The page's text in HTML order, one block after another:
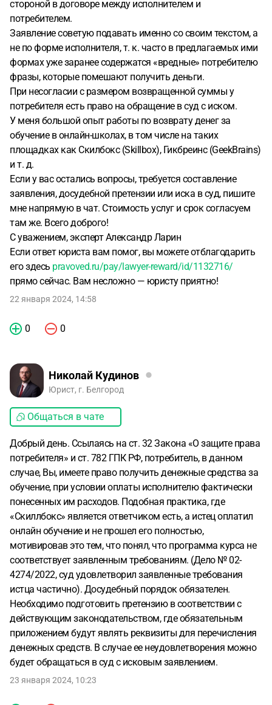
стороной в договоре между исполнителем и
потребителем.
Заявление советую подавать именно со своим текстом, а
не по форме исполнителя, т. к. часто в предлагаемых ими
формах уже заранее содержатся «вредные» потребителю
фразы, которые помешают получить деньги.
При несогласии с размером возвращенной суммы у
потребителя есть право на обращение в суд с иском.
У меня большой опыт работы по возврату денег за
обучение в онлайн-школах, в том числе на таких
площадках как Скилбокс (Skillbox), Гикбреинс (GeekBrains)
и т. д.
Если у вас остались вопросы, требуется составление
заявления, досудебной претензии или иска в суд, пишите
мне напрямую в чат. Стоимость услуг и срок согласуем
там же. Всего доброго!
С уважением, эксперт Александр Ларин
Если ответ юриста вам помог, вы можете отблагодарить
его здесь pravoved.ru/pay/lawyer-reward/id/1132716/
прямо сейчас. Вам несложно — юристу приятно!
22 января 2024, 14:58
0 0
Николай Кудинов
Юрист, г. Белгород
Общаться в чате
Добрый день. Ссылаясь на ст. 32 Закона «О защите права
потребителя» и ст. 782 ГПК РФ, потребитель, в данном
случае, Вы, имеете право получить денежные средства за
обучение, при условии оплаты исполнителю фактически
понесенных им расходов. Подобная практика, где
«Скиллбокс» является ответчиком есть, а истец оплатил
онлайн обучение и не прошел его полностью,
мотивировав это тем, что понял, что программа курса не
соответствует заявленным требованиям. (Дело № 02-
4274/2022, суд удовлетворил заявленные требования
истца частично). Досудебный порядок обязателен.
Необходимо подготовить претензию в соответствии с
действующим законодательством, где обязательным
приложением будут являть реквизиты для перечисления
денежных средств. В случае ее неудовлетворения можно
будет обращаться в суд с исковым заявлением.
23 января 2024, 10:23